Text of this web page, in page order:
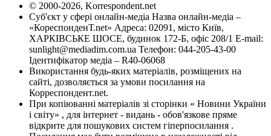
© 2000-2026, Korrespondent.net
Суб'єкт у сфері онлайн-медіа Назва онлайн-медіа –
«КореспонденТ.net» Адреса: 02091, місто Київ,
ХАРКІВСЬКЕ ШОСЕ, будинок 172-Б, офіс 208/1 E-mail:
sunlight@mediadim.com.ua Телефон: 044-205-43-00
Ідентифікатор медіа – R40-06068
Використання будь-яких матеріалів, розміщених на
сайті, дозволяється за умови посилання на
Корреспондент.net.
При копіюванні матеріалів зі сторінки « Новини України
і світу» , для інтернет - видань - обов'язкове пряме
відкрите для пошукових систем гіперпосилання .